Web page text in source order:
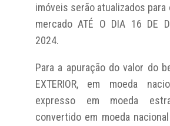
imóveis serão atualizados para
mercado ATÉ O DIA 16 DE
2024.
Para a apuração do valor do
EXTERIOR, em moeda
expresso em moeda
convertido em moeda